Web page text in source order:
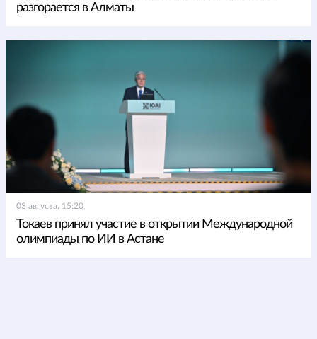
разгорается в Алматы
03 августа, 15:20
Токаев принял участие в открытии Международной
олимпиады по ИИ в Астане